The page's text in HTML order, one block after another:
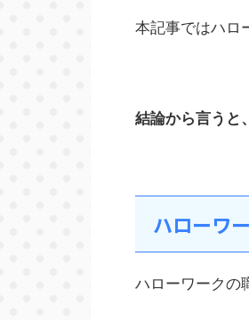
本記事ではハロ
結論から言うと
ハローワ
ハローワークの